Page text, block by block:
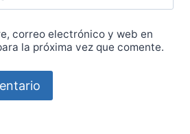
correo electrónico y web en
la próxima vez que comente.